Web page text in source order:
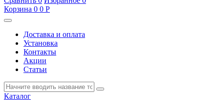
Корзина 0 0 Р
Доставка и оплата
Установка
Контакты
Акции
Статьи
Каталог